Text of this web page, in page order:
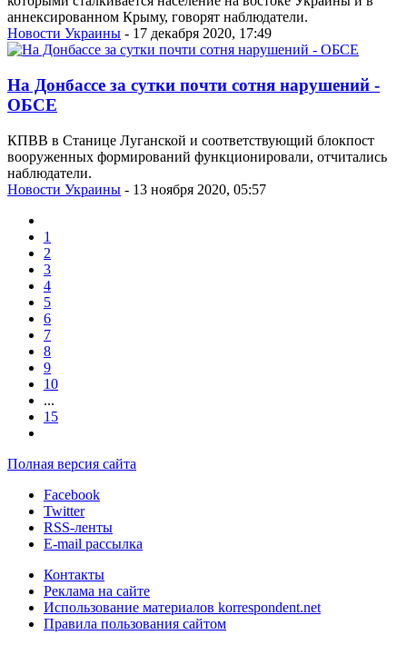
аннексированном Крыму, говорят наблюдатели.
Новости Украины - 17 декабря 2020, 17:49
На Донбассе за сутки почти сотня нарушений -
ОБСЕ
КПВВ в Станице Луганской и соответствующий блокпост
вооруженных формирований функционировали, отчитались
наблюдатели.
Новости Украины - 13 ноября 2020, 05:57
1
2
3
4
5
6
7
8
9
10
...
15
Полная версия сайта
Facebook
Twitter
RSS-ленты
E-mail рассылка
Контакты
Реклама на сайте
Использование материалов korrespondent.net
Правила пользования сайтом